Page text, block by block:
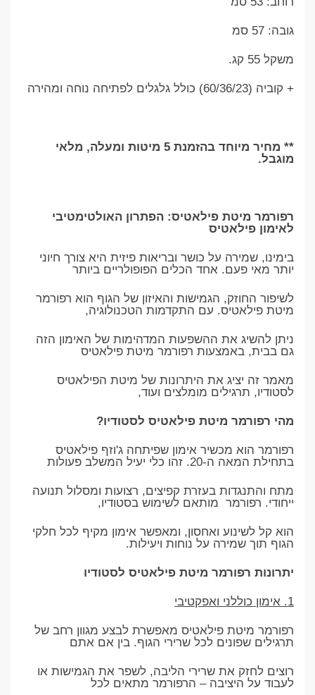
גובה: 57 סמ
משקל 55 קג.
+ קוביה (60/36/23) כולל גלגלים לפתיחה נוחה ומהירה
** מחיר מיוחד בהזמנת 5 מיטות ומעלה, מלאי
מוגבל.
רפורמר מיטת פילאטיס: הפתרון האולטימטיבי
לאימון פילאטיס
בימינו, שמירה על כושר ובריאות פיזית היא צורך חיוני
יותר מאי פעם. אחד הכלים הפופולריים ביותר
לשיפור החוזק, הגמישות והאיזון של הגוף הוא רפורמר
מיטת פילאטיס. עם התקדמות הטכנולוגיה,
ניתן להשיג את ההשפעות המדהימות של האימון הזה
גם בבית, באמצעות רפורמר מיטת פילאטיס
מאמר זה יציג את היתרונות של מיטת הפילאטיס
לסטודיו, תרגילים מומלצים ועוד,
מהי רפורמר מיטת פילאטיס לסטודיו?
רפורמר הוא מכשיר אימון שפיתחה ג'וזף פילאטיס
בתחילת המאה ה-20. זהו כלי יעיל המשלב פעולות
מתח והתנגדות בעזרת קפיצים, רצועות ומסלול תנועה
ייחודי. רפורמר מותאם לשימוש בסטודיו,
הוא קל לשינוע ואחסון, ומאפשר אימון מקיף לכל חלקי
הגוף תוך שמירה על נוחות ויעילות.
יתרונות רפורמר מיטת פילאטיס לסטודיו
1. אימון כוללני ואפקטיבי
רפורמר מיטת פילאטיס מאפשרת לבצע מגוון רחב של
תרגילים שפונים לכל שרירי הגוף. בין אם אתם
רוצים לחזק את שרירי הליבה, לשפר את הגמישות או
לעבוד על היציבה – הרפורמר מתאים לכל